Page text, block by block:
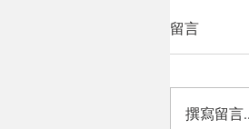
留言
撰寫留言